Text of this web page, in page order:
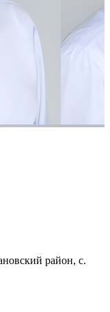
район, с.